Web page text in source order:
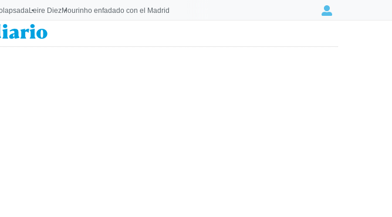
Leire DiezMourinho enfadado con el Madrid Login